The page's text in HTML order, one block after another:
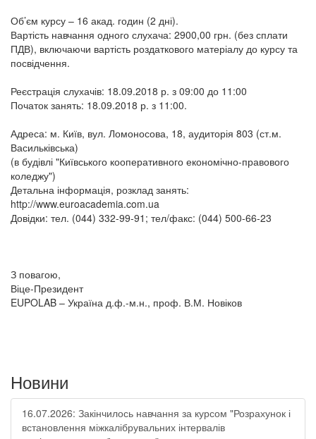
Об’єм курсу – 16 акад. годин (2 дні).
Вартість навчання одного слухача: 2900,00 грн. (без сплати
ПДВ), включаючи вартість роздаткового матеріалу до курсу та
посвідчення.
Реєстрація слухачів: 18.09.2018 р. з 09:00 до 11:00
Початок занять: 18.09.2018 р. з 11:00.
Адреса: м. Київ, вул. Ломоносова, 18, аудиторія 803 (ст.м.
Васильківська)
(в будівлі "Київського кооперативного економічно-правового
коледжу")
Детальна інформація, розклад занять:
http://www.euroacademia.com.ua
Довідки: тел. (044) 332-99-91; тел/факс: (044) 500-66-23
З повагою,
Віце-Президент
EUPOLAB – Україна д.ф.-м.н., проф. В.М. Новіков
Новини
16.07.2026: Закінчилось навчання за курсом "Розрахунок і
встановлення міжкалібрувальних інтервалів